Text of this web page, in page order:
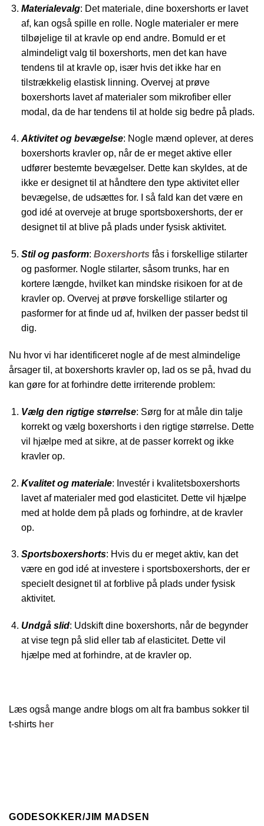
Materialevalg: Det materiale, dine boxershorts er lavet
af, kan også spille en rolle. Nogle materialer er mere
tilbøjelige til at kravle op end andre. Bomuld er et
almindeligt valg til boxershorts, men det kan have
tendens til at kravle op, især hvis det ikke har en
tilstrækkelig elastisk linning. Overvej at prøve
boxershorts lavet af materialer som mikrofiber eller
modal, da de har tendens til at holde sig bedre på plads.
Aktivitet og bevægelse: Nogle mænd oplever, at deres
boxershorts kravler op, når de er meget aktive eller
udfører bestemte bevægelser. Dette kan skyldes, at de
ikke er designet til at håndtere den type aktivitet eller
bevægelse, de udsættes for. I så fald kan det være en
god idé at overveje at bruge sportsboxershorts, der er
designet til at blive på plads under fysisk aktivitet.
Stil og pasform: Boxershorts fås i forskellige stilarter
og pasformer. Nogle stilarter, såsom trunks, har en
kortere længde, hvilket kan mindske risikoen for at de
kravler op. Overvej at prøve forskellige stilarter og
pasformer for at finde ud af, hvilken der passer bedst til
dig.
Nu hvor vi har identificeret nogle af de mest almindelige
årsager til, at boxershorts kravler op, lad os se på, hvad du
kan gøre for at forhindre dette irriterende problem:
Vælg den rigtige størrelse: Sørg for at måle din talje
korrekt og vælg boxershorts i den rigtige størrelse. Dette
vil hjælpe med at sikre, at de passer korrekt og ikke
kravler op.
Kvalitet og materiale: Investér i kvalitetsboxershorts
lavet af materialer med god elasticitet. Dette vil hjælpe
med at holde dem på plads og forhindre, at de kravler
op.
Sportsboxershorts: Hvis du er meget aktiv, kan det
være en god idé at investere i sportsboxershorts, der er
specielt designet til at forblive på plads under fysisk
aktivitet.
Undgå slid: Udskift dine boxershorts, når de begynder
at vise tegn på slid eller tab af elasticitet. Dette vil
hjælpe med at forhindre, at de kravler op.
Læs også mange andre blogs om alt fra bambus sokker til
t-shirts her
GODESOKKER/JIM MADSEN